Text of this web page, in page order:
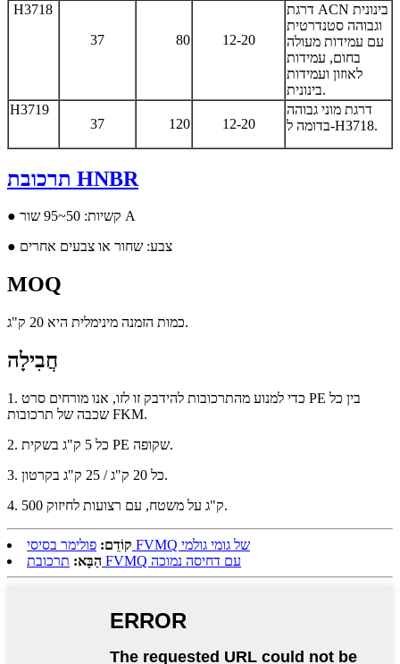
H3718
37
80 12-20
דרגת ACN בינונית
וגבוהה סטנדרטית
עם עמידות מעולה
בחום, עמידות
לאוזון ועמידות
בינונית.
H3719
37
120 12-20
דרגת מוני גבוהה
בדומה ל-H3718.
תרכובת HNBR
● קשיות: 50~95 שור A
● צבע: שחור או צבעים אחרים
MOQ
כמות הזמנה מינימלית היא 20 ק"ג.
חֲבִילָה
1. כדי למנוע מהתרכובות להידבק זו לזו, אנו מורחים סרט PE בין כל
שכבה של תרכובות FKM.
2. כל 5 ק"ג בשקית PE שקופה.
3. כל 20 ק"ג / 25 ק"ג בקרטון.
4. 500 ק"ג על משטח, עם רצועות לחיזוק.
קוֹדֵם:
פולימר בסיסי FVMQ של גומי גולמי
הַבָּא:
תרכובת FVMQ עם דחיסה נמוכה